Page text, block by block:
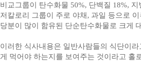
비교그룹이 탄수화물 50%, 단백질 18%,
저칼로리 그룹이 주로 야채, 과일 등으로
당분이 많이 함유된 단순탄수화물로 크게
이러한 식사내용은 일반사람들의 식단이
게 먹어야 하는지를 보여주는 것이라고 홀